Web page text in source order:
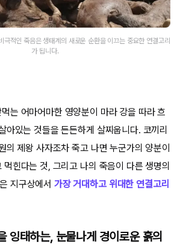
극적인 죽음은 생태계의 새로운 순환을 이끄는 중요한 연결고리
가 됩니다.
는 어마어마한 영양분이 마라 강을 따라 흐
아있는 것들을 든든하게 살찌웁니다. 코끼리
의 제왕 사자조차 죽고 나면 누군가의 양분이
힌다는 것, 그리고 나의 죽음이 다른 생명의
지구상에서 가장 거대하고 위대한 연결고리
잉태하는, 눈물나게 경이로운 흙의